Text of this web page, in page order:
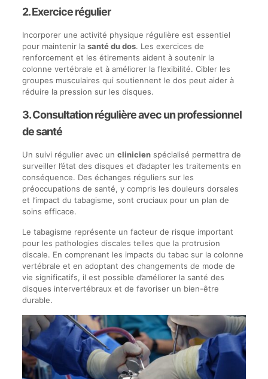
2. Exercice régulier
Incorporer une activité physique régulière est essentiel
pour maintenir la santé du dos. Les exercices de
renforcement et les étirements aident à soutenir la
colonne vertébrale et à améliorer la flexibilité. Cibler les
groupes musculaires qui soutiennent le dos peut aider à
réduire la pression sur les disques.
3. Consultation régulière avec un professionnel
de santé
Un suivi régulier avec un clinicienspécialisé permettra de
surveiller l’état des disques et d’adapter les traitements en
conséquence. Des échanges réguliers sur les
préoccupations de santé, y compris les douleurs dorsales
et l’impact du tabagisme, sont cruciaux pour un plan de
soins efficace.
Le tabagisme représente un facteur de risque important
pour les pathologies discales telles que la protrusion
discale. En comprenant les impacts du tabac sur la colonne
vertébrale et en adoptant des changements de mode de
vie significatifs, il est possible d’améliorer la santé des
disques intervertébraux et de favoriser un bien-être
durable.